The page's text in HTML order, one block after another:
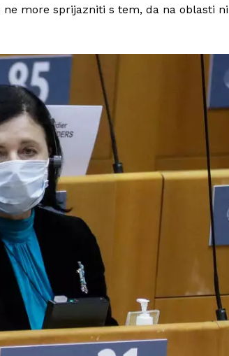
more sprijazniti s tem, da na oblasti